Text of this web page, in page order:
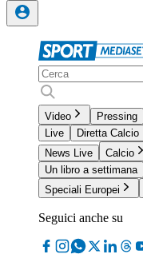
Video Pressing
Live
Diretta Calcio
News Live
Calcio
Un libro a settimana
Speciali Europei
Seguici anche su